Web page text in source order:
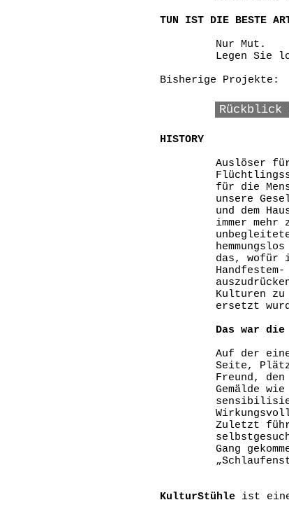
TUN IST DIE BESTE
Nur Mut.
Legen Sie
Bisherige Projekte:
HISTORY
Auslöser
für die
unsere
und dem
immer
das, wofür
Kulturen
ersetzt
Das war
Auf der
Seite,
Freund,
Gemälde
Zuletzt
Gang
KulturStühle ist
Rückblick